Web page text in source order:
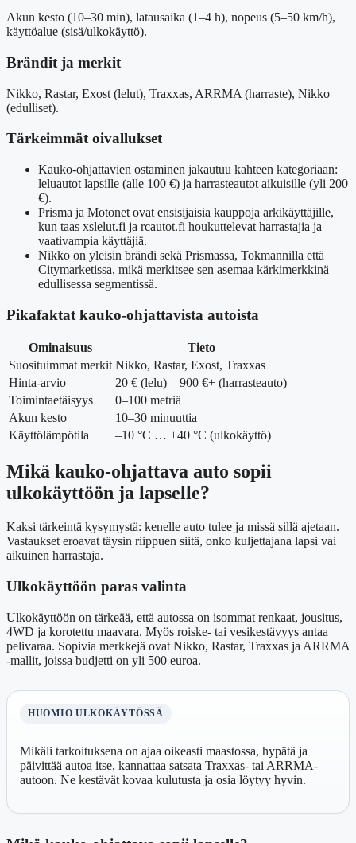
Akun kesto (10–30 min), latausaika (1–4 h), nopeus (5–50 km/h),
käyttöalue (sisä/ulkokäyttö).
Brändit ja merkit
Nikko, Rastar, Exost (lelut), Traxxas, ARRMA (harraste), Nikko
(edulliset).
Tärkeimmät oivallukset
Kauko-ohjattavien ostaminen jakautuu kahteen kategoriaan:
leluautot lapsille (alle 100 €) ja harrasteautot aikuisille (yli 200
€).
Prisma ja Motonet ovat ensisijaisia kauppoja arkikäyttäjille,
kun taas xslelut.fi ja rcautot.fi houkuttelevat harrastajia ja
vaativampia käyttäjiä.
Nikko on yleisin brändi sekä Prismassa, Tokmannilla että
Citymarketissa, mikä merkitsee sen asemaa kärkimerkkinä
edullisessa segmentissä.
Pikafaktat kauko-ohjattavista autoista
Ominaisuus
Tieto
Suosituimmat merkit Nikko, Rastar, Exost, Traxxas
Hinta-arvio
20 € (lelu) – 900 €+ (harrasteauto)
Toimintaetäisyys
0–100 metriä
Akun kesto
10–30 minuuttia
Käyttölämpötila
–10 °C … +40 °C (ulkokäyttö)
Mikä kauko-ohjattava auto sopii
ulkokäyttöön ja lapselle?
Kaksi tärkeintä kysymystä: kenelle auto tulee ja missä sillä ajetaan.
Vastaukset eroavat täysin riippuen siitä, onko kuljettajana lapsi vai
aikuinen harrastaja.
Ulkokäyttöön paras valinta
Ulkokäyttöön on tärkeää, että autossa on isommat renkaat, jousitus,
4WD ja korotettu maavara. Myös roiske- tai vesikestävyys antaa
pelivaraa. Sopivia merkkejä ovat Nikko, Rastar, Traxxas ja ARRMA
-mallit, joissa budjetti on yli 500 euroa.
HUOMIO ULKOKÄYTÖSSÄ
Mikäli tarkoituksena on ajaa oikeasti maastossa, hypätä ja
päivittää autoa itse, kannattaa satsata Traxxas- tai ARRMA-
autoon. Ne kestävät kovaa kulutusta ja osia löytyy hyvin.